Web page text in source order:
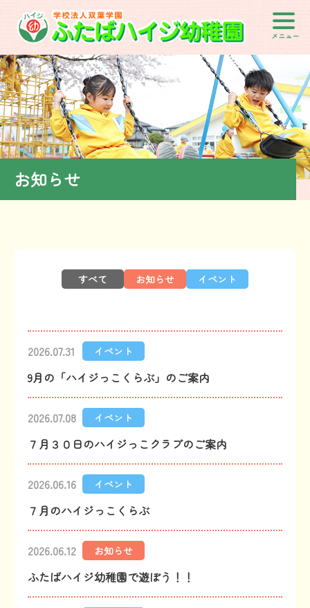
メニュー
お知らせ
すべて お知らせ イベント
2026.07.31 イベント
9月の「ハイジっこくらぶ」のご案内
2026.07.08 イベント
７月３０日のハイジっこクラブのご案内
2026.06.16 イベント
７月のハイジっこくらぶ
2026.06.12 お知らせ
ふたばハイジ幼稚園で遊ぼう！！